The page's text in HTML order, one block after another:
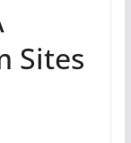
Sites